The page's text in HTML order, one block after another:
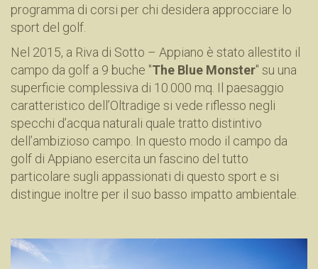
programma di corsi per chi desidera approcciare lo
sport del golf.
Nel 2015, a Riva di Sotto – Appiano è stato allestito il
campo da golf a 9 buche "The Blue Monster" su una
superficie complessiva di 10.000 mq. Il paesaggio
caratteristico dell’Oltradige si vede riflesso negli
specchi d’acqua naturali quale tratto distintivo
dell’ambizioso campo. In questo modo il campo da
golf di Appiano esercita un fascino del tutto
particolare sugli appassionati di questo sport e si
distingue inoltre per il suo basso impatto ambientale.